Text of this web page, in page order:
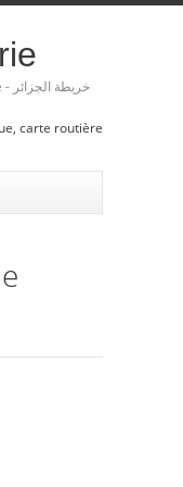
Plan et cartes des villes Algérienne - خريطة الجزائر
carte routière